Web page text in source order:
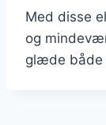
Med disse
og
glæde både